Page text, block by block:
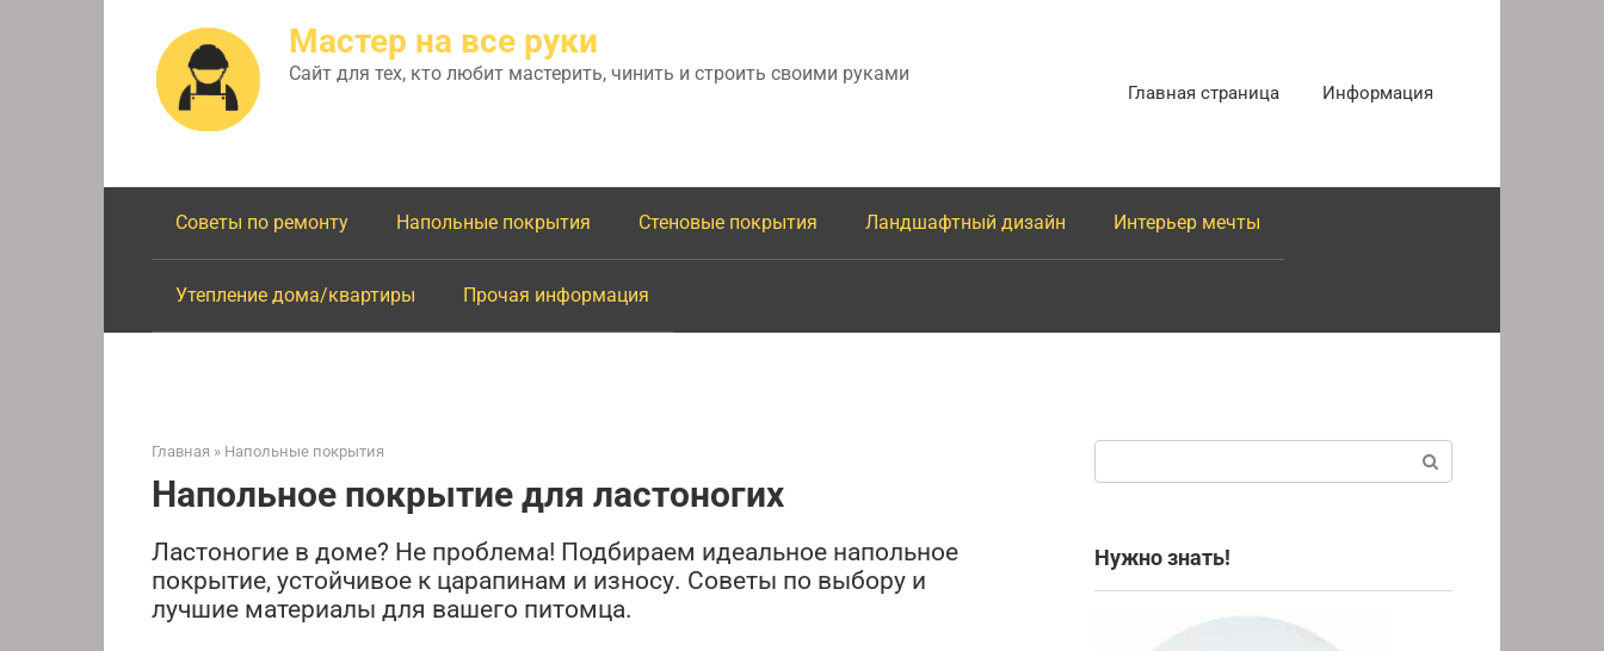
Мастер на все руки
Сайт для тех, кто любит мастерить, чинить и строить своими руками
Главная страница Информация
Советы по ремонту Напольные покрытия Стеновые покрытия Ландшафтный дизайн Интерьер мечты
Утепление дома/квартиры Прочая информация
Главная » Напольные покрытия
Напольное покрытие для ластоногих
Ластоногие в доме? Не проблема! Подбираем идеальное напольное
покрытие, устойчивое к царапинам и износу. Советы по выбору и
лучшие материалы для вашего питомца.
Нужно знать!